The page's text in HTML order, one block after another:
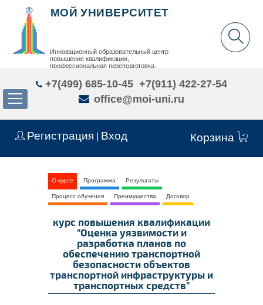
Регистрация Вход Корзина
МОЙ УНИВЕРСИТЕТ
Инновационный образовательный центр
повышение квалификации,
профессиональная переподготовка,
+7(499) 685-10-45 +7(911) 422-27-54
office@moi-uni.ru
О курсе Программа Результаты
Процесс обучения Преимущества Договор
курс повышения квалификации
"Оценка уязвимости и
разработка планов по
обеспечению транспортной
безопасности объектов
транспортной инфраструктуры и
транспортных средств"